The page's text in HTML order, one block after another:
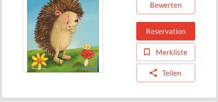
Bewerten
Reservation
Merkliste
Teilen